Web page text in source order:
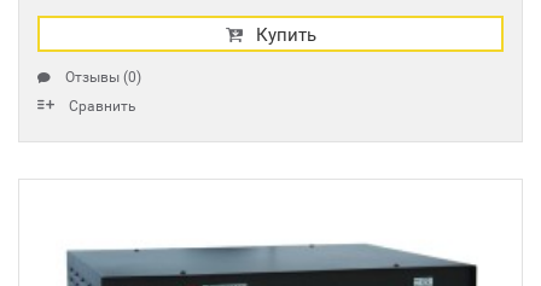
Купить
Отзывы (0)
Сравнить